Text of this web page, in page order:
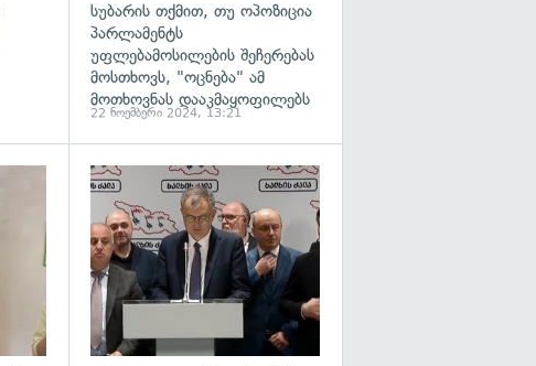
სუბარის თქმით, თუ ოპოზიცია
პარლამენტს
უფლებამოსილების შეჩერებას
მოსთხოვს, "ოცნება" ამ
მოთხოვნას დააკმაყოფილებს
22 ნოემბერი 2024, 13:21
გადახედვა